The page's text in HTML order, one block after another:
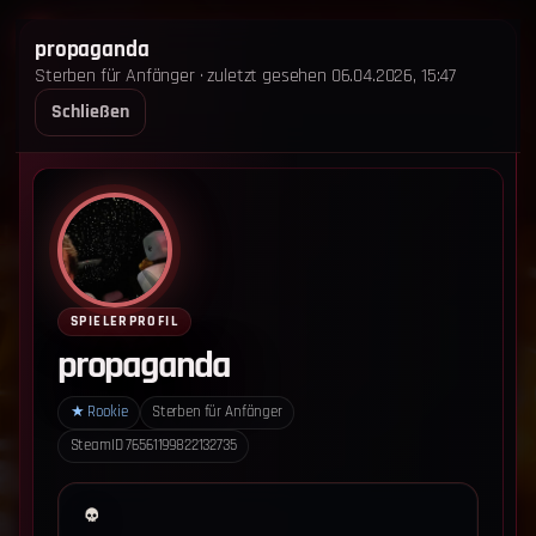
STERBEN FÜR ANFÄNGER
STARTSEITE
ANKÜNDIGUNGEN
LOGIN
‹ Zurück zum Leaderboard
propaganda
Sterben für Anfänger · zuletzt gesehen 06.04.2026, 15:47
Schließen
SPIELERPROFIL
propaganda
★ Rookie
Sterben für Anfänger
SteamID76561199822132735
ImpressumDatenschutz
Cookie-Einstellungen
Sterben für Anfänger - Alle Rechte vorbehalten.
Datenschutz-Einstellungen